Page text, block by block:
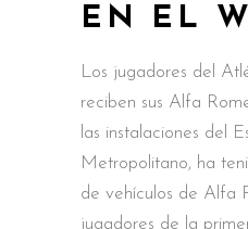
EN EL
Los jugadores del
reciben sus Alfa
las instalaciones del
Metropolitano, ha
de vehículos de Alfa
jugadores de la